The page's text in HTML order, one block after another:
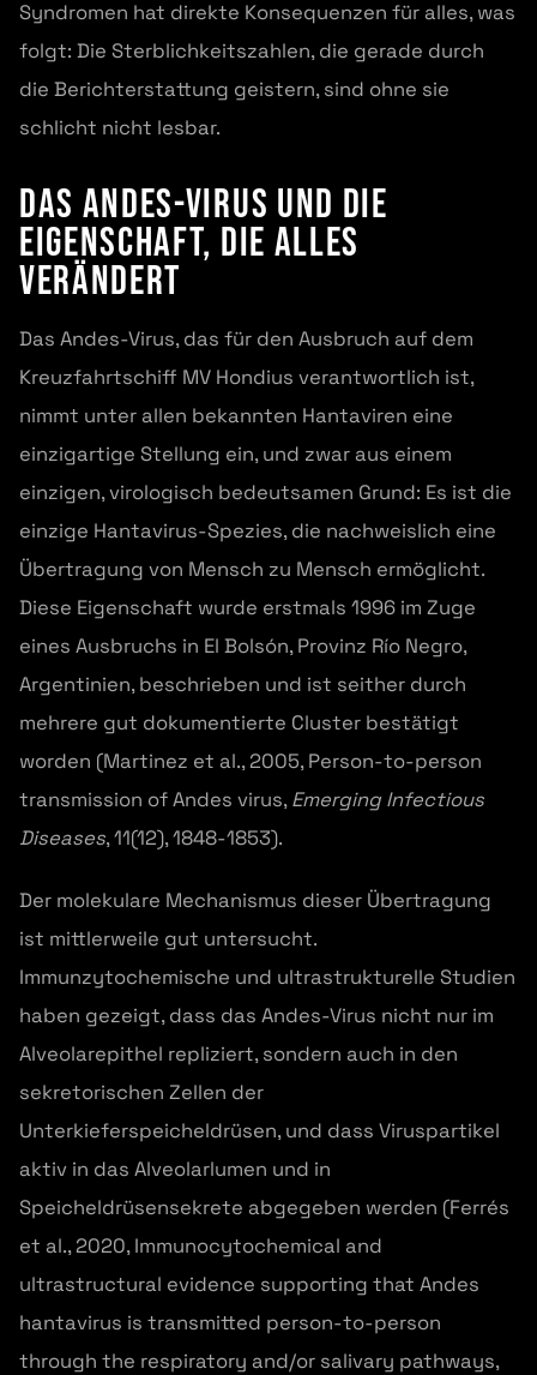
Syndromen hat direkte Konsequenzen für alles, was
folgt: Die Sterblichkeitszahlen, die gerade durch
die Berichterstattung geistern, sind ohne sie
schlicht nicht lesbar.
Das Andes-Virus und die
Eigenschaft, die alles
verändert
Das Andes-Virus, das für den Ausbruch auf dem
Kreuzfahrtschiff MV Hondius verantwortlich ist,
nimmt unter allen bekannten Hantaviren eine
einzigartige Stellung ein, und zwar aus einem
einzigen, virologisch bedeutsamen Grund: Es ist die
einzige Hantavirus-Spezies, die nachweislich eine
Übertragung von Mensch zu Mensch ermöglicht.
Diese Eigenschaft wurde erstmals 1996 im Zuge
eines Ausbruchs in El Bolsón, Provinz Río Negro,
Argentinien, beschrieben und ist seither durch
mehrere gut dokumentierte Cluster bestätigt
worden (Martinez et al., 2005, Person-to-person
transmission of Andes virus,Emerging Infectious
Diseases, 11(12), 1848-1853).
Der molekulare Mechanismus dieser Übertragung
ist mittlerweile gut untersucht.
Immunzytochemische und ultrastrukturelle Studien
haben gezeigt, dass das Andes-Virus nicht nur im
Alveolarepithel repliziert, sondern auch in den
sekretorischen Zellen der
Unterkieferspeicheldrüsen, und dass Viruspartikel
aktiv in das Alveolarlumen und in
Speicheldrüsensekrete abgegeben werden (Ferrés
et al., 2020, Immunocytochemical and
ultrastructural evidence supporting that Andes
hantavirus is transmitted person-to-person
through the respiratory and/or salivary pathways,